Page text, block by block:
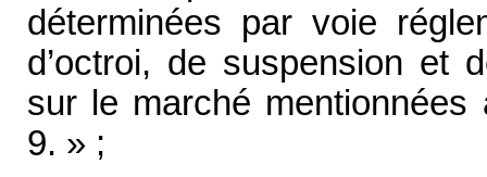
déterminées par voie
d’octroi, de suspension et
sur le marché
9. » ;